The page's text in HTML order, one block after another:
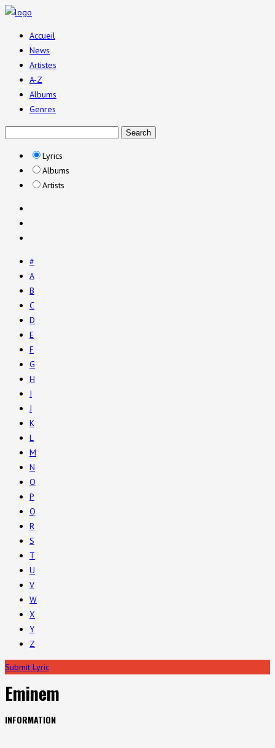
Accueil
News
Artistes
A-Z
Albums
Genres
Lyrics
Albums
Artists
#
A
B
C
D
E
F
G
H
I
J
K
L
M
N
O
P
Q
R
S
T
U
V
W
X
Y
Z
Submit Lyric
Eminem
INFORMATION